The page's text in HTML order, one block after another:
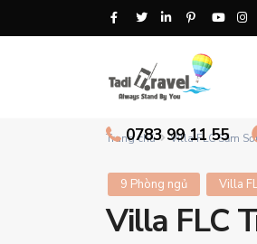
0783 99 11 55
Trang chủ Villa FLC Sầm
9 Phòng ngủ Villa
Villa FLC